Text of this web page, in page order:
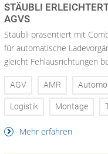
STÄUBLI
AGVS
Stäubli präsentiert mit
für automatische
gleicht Fehlausrichtungen
AGV AMR
Logistik Montage
Mehr erfahren